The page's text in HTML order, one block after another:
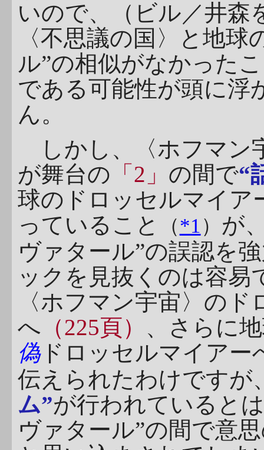
いので、（ビル／井森
〈不思議の国〉と地球
ル”の相似がなかった
である可能性が頭に浮
ん。
しかし、〈ホフマン
が舞台の 「2」 の間で“
球のドロッセルマイア
っていること
（*1） が
ヴァタール”の誤認を
ックを見抜くのは容易
〈ホフマン宇宙〉の
へ （225頁）
、さらに
偽ドロッセルマイアー
伝えられたわけですが
ム”が行われていると
ヴァタール”の間で意